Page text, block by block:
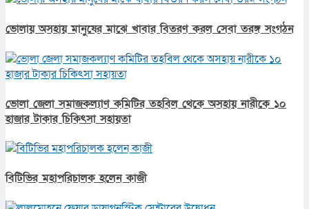
ভোলায় অসহায় মানুষের মাঝে খাবার বিতরণ করল সেবা তরঙ্গ সংগঠন
ভোলা জেলা সমাজকল্যাণ কমিটির তহবিল থেকে অসহায় নারীকে ১০
হাজার টাকার চিকিৎসা সহায়তা
বিটিভির মহাপরিচালক হলেন কাজী